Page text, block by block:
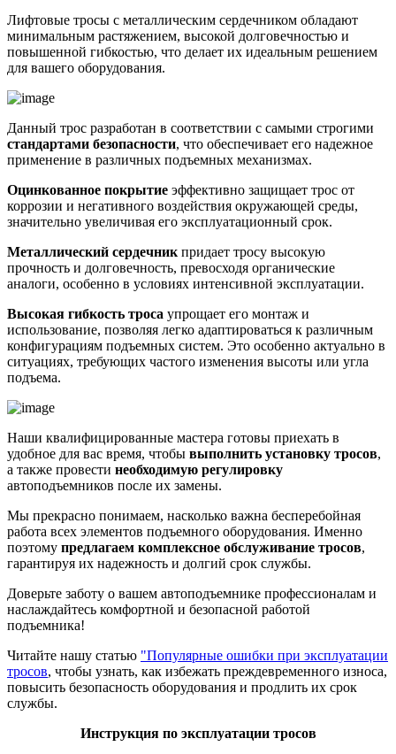
Лифтовые тросы с металлическим сердечником обладают
минимальным растяжением, высокой долговечностью и
повышенной гибкостью, что делает их идеальным решением
для вашего оборудования.
Данный трос разработан в соответствии с самыми строгими
стандартами безопасности, что обеспечивает его надежное
применение в различных подъемных механизмах.
Оцинкованное покрытие эффективно защищает трос от
коррозии и негативного воздействия окружающей среды,
значительно увеличивая его эксплуатационный срок.
Металлический сердечник придает тросу высокую
прочность и долговечность, превосходя органические
аналоги, особенно в условиях интенсивной эксплуатации.
Высокая гибкость троса упрощает его монтаж и
использование, позволяя легко адаптироваться к различным
конфигурациям подъемных систем. Это особенно актуально в
ситуациях, требующих частого изменения высоты или угла
подъема.
Наши квалифицированные мастера готовы приехать в
удобное для вас время, чтобы выполнить установку тросов,
а также провести необходимую регулировку
автоподъемников после их замены.
Мы прекрасно понимаем, насколько важна бесперебойная
работа всех элементов подъемного оборудования. Именно
поэтому предлагаем комплексное обслуживание тросов,
гарантируя их надежность и долгий срок службы.
Доверьте заботу о вашем автоподъемнике профессионалам и
наслаждайтесь комфортной и безопасной работой
подъемника!
Читайте нашу статью "Популярные ошибки при эксплуатации
тросов, чтобы узнать, как избежать преждевременного износа,
повысить безопасность оборудования и продлить их срок
службы.
Инструкция по эксплуатации тросов